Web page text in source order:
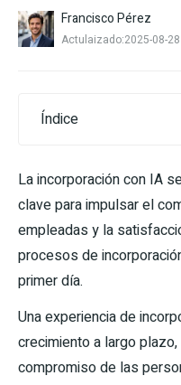
Francisco Pérez
Actulaizado:2025-08-28
Índice
La incorporación con IA
clave para impulsar el
empleadas y la
procesos de
primer día.
Una experiencia de
crecimiento a largo
compromiso de las